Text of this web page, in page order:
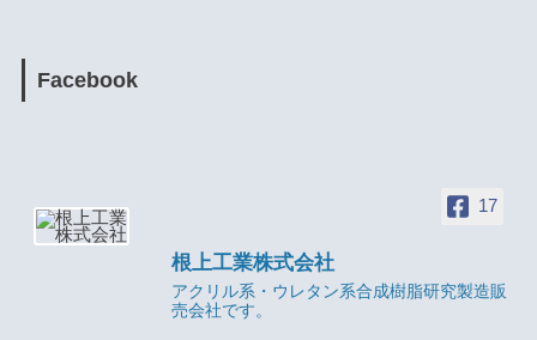
Facebook
17
根上工業株式会社
アクリル系・ウレタン系合成樹脂研究製造販
売会社です。